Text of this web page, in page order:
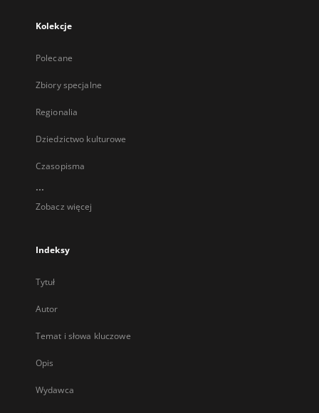
Kolekcje
Polecane
Zbiory specjalne
Regionalia
Dziedzictwo kulturowe
Czasopisma
...
Zobacz więcej
Indeksy
Tytuł
Autor
Temat i słowa kluczowe
Opis
Wydawca